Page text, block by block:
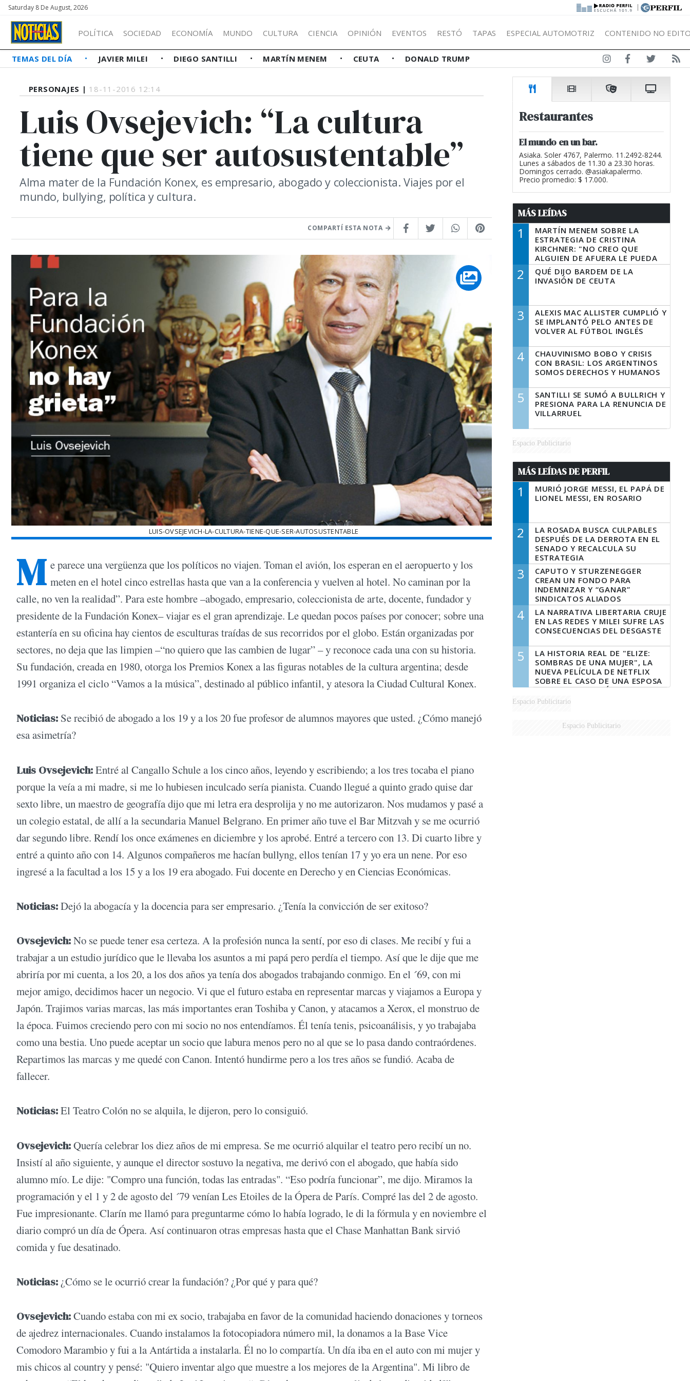
Saturday 8 De August, 2026 |
POLÍTICA SOCIEDAD ECONOMÍA MUNDO CULTURA CIENCIA OPINIÓN EVENTOS RESTÓ TAPAS ESPECIAL AUTOMOTRIZ CONTENIDO NO
TEMAS DEL DÍA JAVIER MILEI DIEGO SANTILLI MARTÍN MENEM CEUTA DONALD TRUMP
PERSONAJES | 18-11-2016 12:14
Luis Ovsejevich: “La cultura
tiene que ser autosustentable”
Alma mater de la Fundación Konex, es empresario, abogado y coleccionista. Viajes por el
mundo, bullying, política y cultura.
COMPARTÍ ESTA NOTA
LUIS-OVSEJEVICH-LA-CULTURA-TIENE-QUE-SER-AUTOSUSTENTABLE
M e parece una vergüenza que los políticos no viajen. Toman el avión, los esperan en el aeropuerto y los
meten en el hotel cinco estrellas hasta que van a la conferencia y vuelven al hotel. No caminan por la
calle, no ven la realidad”. Para este hombre –abogado, empresario, coleccionista de arte, docente, fundador y
presidente de la Fundación Konex– viajar es el gran aprendizaje. Le quedan pocos países por conocer; sobre una
estantería en su oficina hay cientos de esculturas traídas de sus recorridos por el globo. Están organizadas por
sectores, no deja que las limpien –“no quiero que las cambien de lugar” – y reconoce cada una con su historia.
Su fundación, creada en 1980, otorga los Premios Konex a las figuras notables de la cultura argentina; desde
1991 organiza el ciclo “Vamos a la música”, destinado al público infantil, y atesora la Ciudad Cultural Konex.
Noticias: Se recibió de abogado a los 19 y a los 20 fue profesor de alumnos mayores que usted. ¿Cómo manejó
esa asimetría?
Luis Ovsejevich:Entré al Cangallo Schule a los cinco años, leyendo y escribiendo; a los tres tocaba el piano
porque la veía a mi madre, si me lo hubiesen inculcado sería pianista. Cuando llegué a quinto grado quise dar
sexto libre, un maestro de geografía dijo que mi letra era desprolija y no me autorizaron. Nos mudamos y pasé a
un colegio estatal, de allí a la secundaria Manuel Belgrano. En primer año tuve el Bar Mitzvah y se me ocurrió
dar segundo libre. Rendí los once exámenes en diciembre y los aprobé. Entré a tercero con 13. Di cuarto libre y
entré a quinto año con 14. Algunos compañeros me hacían bullyng, ellos tenían 17 y yo era un nene. Por eso
ingresé a la facultad a los 15 y a los 19 era abogado. Fui docente en Derecho y en Ciencias Económicas.
Noticias:Dejó la abogacía y la docencia para ser empresario. ¿Tenía la convicción de ser exitoso?
Ovsejevich:No se puede tener esa certeza. A la profesión nunca la sentí, por eso di clases. Me recibí y fui a
trabajar a un estudio jurídico que le llevaba los asuntos a mi papá pero perdía el tiempo. Así que le dije que me
abriría por mi cuenta, a los 20, a los dos años ya tenía dos abogados trabajando conmigo. En el ´69, con mi
mejor amigo, decidimos hacer un negocio. Vi que el futuro estaba en representar marcas y viajamos a Europa y
Japón. Trajimos varias marcas, las más importantes eran Toshiba y Canon, y atacamos a Xerox, el monstruo de
la época. Fuimos creciendo pero con mi socio no nos entendíamos. Él tenía tenis, psicoanálisis, y yo trabajaba
como una bestia. Uno puede aceptar un socio que labura menos pero no al que se lo pasa dando contraórdenes.
Repartimos las marcas y me quedé con Canon. Intentó hundirme pero a los tres años se fundió. Acaba de
fallecer.
Noticias:El Teatro Colón no se alquila, le dijeron, pero lo consiguió.
Ovsejevich:Quería celebrar los diez años de mi empresa. Se me ocurrió alquilar el teatro pero recibí un no.
Insistí al año siguiente, y aunque el director sostuvo la negativa, me derivó con el abogado, que había sido
alumno mío. Le dije: "Compro una función, todas las entradas". “Eso podría funcionar”, me dijo. Miramos la
programación y el 1 y 2 de agosto del ´79 venían Les Etoiles de la Ópera de París. Compré las del 2 de agosto.
Fue impresionante. Clarín me llamó para preguntarme cómo lo había logrado, le di la fórmula y en noviembre el
diario compró un día de Ópera. Así continuaron otras empresas hasta que el Chase Manhattan Bank sirvió
comida y fue desatinado.
Noticias: ¿Cómo se le ocurrió crear la fundación? ¿Por qué y para qué?
Ovsejevich:Cuando estaba con mi ex socio, trabajaba en favor de la comunidad haciendo donaciones y torneos
de ajedrez internacionales. Cuando instalamos la fotocopiadora número mil, la donamos a la Base Vice
Comodoro Marambio y fui a la Antártida a instalarla. Él no lo compartía. Un día iba en el auto con mi mujer y
mis chicos al country y pensé: "Quiero inventar algo que muestre a los mejores de la Argentina". Mi libro de
Restaurantes
El mundo en un bar.
Asiaka. Soler 4767, Palermo. 11.2492-8244.
Lunes a sábados de 11.30 a 23.30 horas.
Domingos cerrado. @asiakapalermo.
Precio promedio: $ 17.000.
MÁS LEÍDAS
1
MARTÍN MENEM SOBRE LA
ESTRATEGIA DE CRISTINA
KIRCHNER: "NO CREO QUE
ALGUIEN DE AFUERA LE PUEDA
DECIR A LA JUSTICIA LO QUE
TIENE QUE HACER"
2
QUÉ DIJO BARDEM DE LA
INVASIÓN DE CEUTA
3
ALEXIS MAC ALLISTER CUMPLIÓ Y
SE IMPLANTÓ PELO ANTES DE
VOLVER AL FÚTBOL INGLÉS
4
CHAUVINISMO BOBO Y CRISIS
CON BRASIL: LOS ARGENTINOS
SOMOS DERECHOS Y HUMANOS
5
SANTILLI SE SUMÓ A BULLRICH Y
PRESIONA PARA LA RENUNCIA DE
VILLARRUEL
Espacio Publicitario
MÁS LEÍDAS DE PERFIL
1
MURIÓ JORGE MESSI, EL PAPÁ DE
LIONEL MESSI, EN ROSARIO
2
LA ROSADA BUSCA CULPABLES
DESPUÉS DE LA DERROTA EN EL
SENADO Y RECALCULA SU
ESTRATEGIA
3
CAPUTO Y STURZENEGGER
CREAN UN FONDO PARA
INDEMNIZAR Y “GANAR”
SINDICATOS ALIADOS
4
LA NARRATIVA LIBERTARIA CRUJE
EN LAS REDES Y MILEI SUFRE LAS
CONSECUENCIAS DEL DESGASTE
5
LA HISTORIA REAL DE "ELIZE:
SOMBRAS DE UNA MUJER", LA
NUEVA PELÍCULA DE NETFLIX
SOBRE EL CASO DE UNA ESPOSA
QUE DESCUARTIZÓ A SU
MARIDO
Espacio Publicitario
Espacio Publicitario